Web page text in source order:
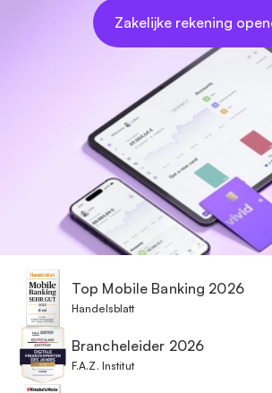
Zakelijke rekening
Top Mobile Banking 2026
Handelsblatt
Brancheleider 2026
F.A.Z. Institut